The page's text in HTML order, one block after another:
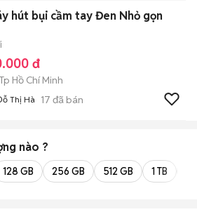
hút bụi cầm tay Đen Nhỏ gọn
đ
Tp Hồ Chí Minh
Thị Hà 17 đã bán
nào ?
128 GB 256 GB 512 GB 1 TB